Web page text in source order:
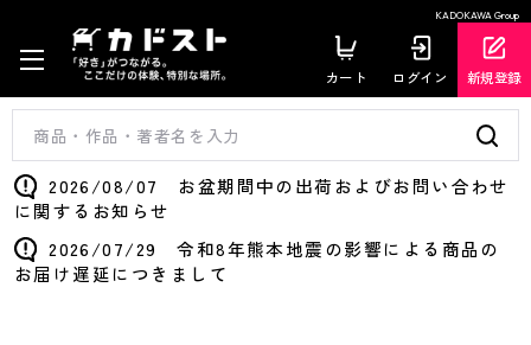
KADOKAWA Group
カート ログイン 新規登録
2026/08/07 お盆期間中の出荷およびお問い合わせ
に関するお知らせ
2026/07/29 令和8年熊本地震の影響による商品の
お届け遅延につきまして